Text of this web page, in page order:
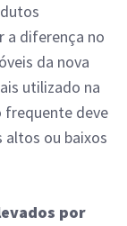
a diferença no
da nova
utilizado na
frequente deve
ou baixos
por